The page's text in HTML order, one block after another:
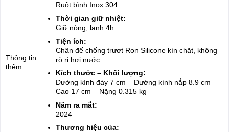
Thông tin
thêm:
Ruột bình Inox 304
Thời gian giữ nhiệt:
Giữ nóng, lạnh 4h
Tiện ích:
Chân đế chống trượt Ron Silicone kín chặt, không
rò rỉ hơi nước
Kích thước – Khối lượng:
Đường kính đáy 7 cm – Đường kính nắp 8.9 cm –
Cao 17 cm – Nặng 0.315 kg
Năm ra mắt:
2024
Thương hiệu của: